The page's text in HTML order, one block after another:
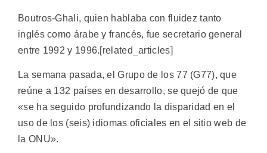
Boutros-Ghali, quien hablaba con fluidez tanto
inglés como árabe y francés, fue secretario general
entre 1992 y 1996.[related_articles]
La semana pasada, el Grupo de los 77 (G77), que
reúne a 132 países en desarrollo, se quejó de que
«se ha seguido profundizando la disparidad en el
uso de los (seis) idiomas oficiales en el sitio web de
la ONU».